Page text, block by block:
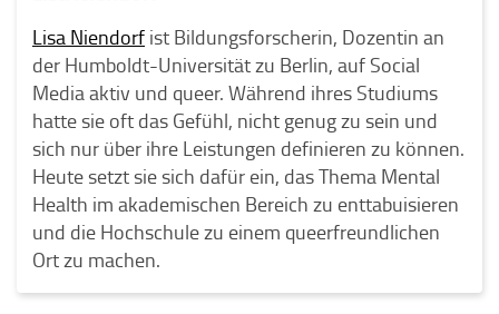
Lisa Niendorf ist Bildungsforscherin, Dozentin an
der Humboldt-Universität zu Berlin, auf Social
Media aktiv und queer. Während ihres Studiums
hatte sie oft das Gefühl, nicht genug zu sein und
sich nur über ihre Leistungen definieren zu können.
Heute setzt sie sich dafür ein, das Thema Mental
Health im akademischen Bereich zu enttabuisieren
und die Hochschule zu einem queerfreundlichen
Ort zu machen.